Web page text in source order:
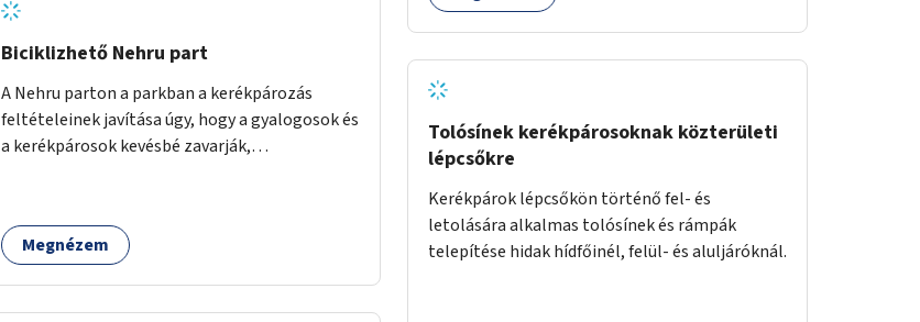
Biciklizhető Nehru part
A Nehru parton a parkban a kerékpározás
feltételeinek javítása úgy, hogy a gyalogosok és
a kerékpárosok kevésbé zavarják,
Megnézem
Tolósínek kerékpárosoknak közterületi
lépcsőkre
Kerékpárok lépcsőkön történő fel- és
letolására alkalmas tolósínek és rámpák
telepítése hidak hídfőinél, felül- és aluljáróknál.